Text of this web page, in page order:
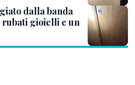
dalla banda
rubati gioielli e un